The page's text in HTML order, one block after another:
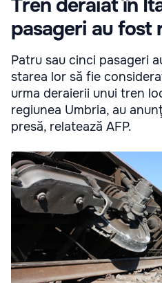
Tren deraiat în
pasageri au fost
Patru sau cinci pasageri
starea lor să fie
urma deraierii unui tren
regiunea Umbria, au
presă, relatează AFP.